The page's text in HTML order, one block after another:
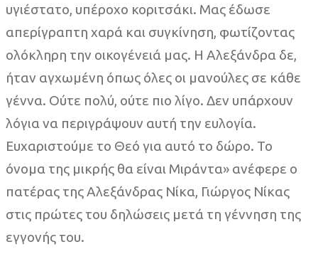
υγιέστατο, υπέροχο κοριτσάκι. Μας έδωσε
απερίγραπτη χαρά και συγκίνηση, φωτίζοντας
ολόκληρη την οικογένειά μας. Η Αλεξάνδρα δε,
ήταν αγχωμένη όπως όλες οι μανούλες σε κάθε
γέννα. Ούτε πολύ, ούτε πιο λίγο. Δεν υπάρχουν
λόγια να περιγράψουν αυτή την ευλογία.
Ευχαριστούμε το Θεό για αυτό το δώρο. Το
όνομα της μικρής θα είναι Μιράντα» ανέφερε ο
πατέρας της Αλεξάνδρας Νίκα, Γιώργος Νίκας
στις πρώτες του δηλώσεις μετά τη γέννηση της
εγγονής του.